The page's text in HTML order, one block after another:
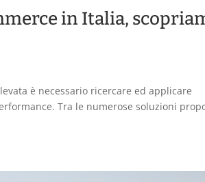
in Italia,
è necessario ricercare ed applicare
Tra le numerose soluzioni